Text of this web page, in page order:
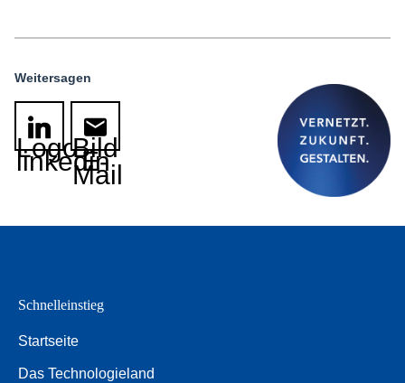
Weitersagen
Logo
linkedin
Bild
E-
Mail
Schnelleinstieg
Startseite
Das Technologieland